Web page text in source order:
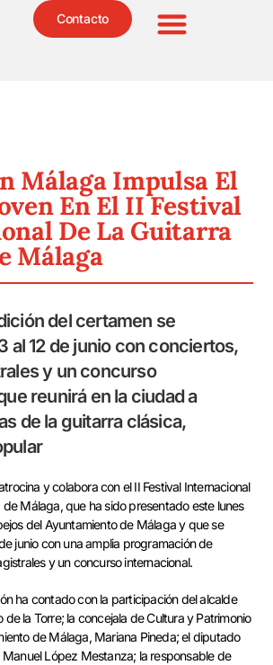
Contacto
Málaga Impulsa El
En El II Festival
De La Guitarra
Málaga
del certamen se
al 12 de junio con conciertos,
y un concurso
reunirá en la ciudad a
de la guitarra clásica,
y colabora con el II Festival Internacional
Málaga, que ha sido presentado este lunes
del Ayuntamiento de Málaga y que se
junio con una amplia programación de
y un concurso internacional.
ha contado con la participación del alcalde
la Torre; la concejala de Cultura y Patrimonio
de Málaga, Mariana Pineda; el diputado
López Mestanza; la responsable de